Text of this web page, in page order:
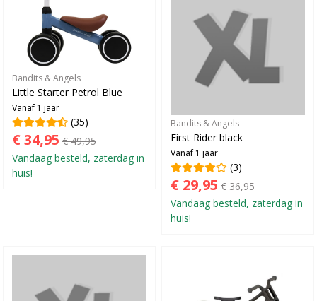
Bandits & Angels
Little Starter Petrol Blue
Vanaf 1 jaar
(35)
€ 34,95 € 49,95
Vandaag besteld, zaterdag in
huis!
Bandits & Angels
First Rider black
Vanaf 1 jaar
(3)
€ 29,95 € 36,95
Vandaag besteld, zaterdag in
huis!